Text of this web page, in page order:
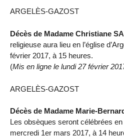
ARGELÈS-GAZOST
Décès de Madame Christiane
religieuse aura lieu en l’église
février 2017, à 15 heures.
(Mis en ligne le lundi 27 février
ARGELÈS-GAZOST
Décès de Madame Marie-
Les obsèques seront célébrées
mercredi 1er mars 2017, à 14